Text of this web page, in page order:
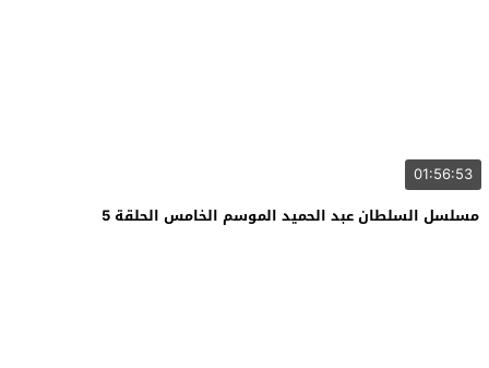
01:56:53
مسلسل السلطان عبد الحميد الموسم الخامس الحلقة 5